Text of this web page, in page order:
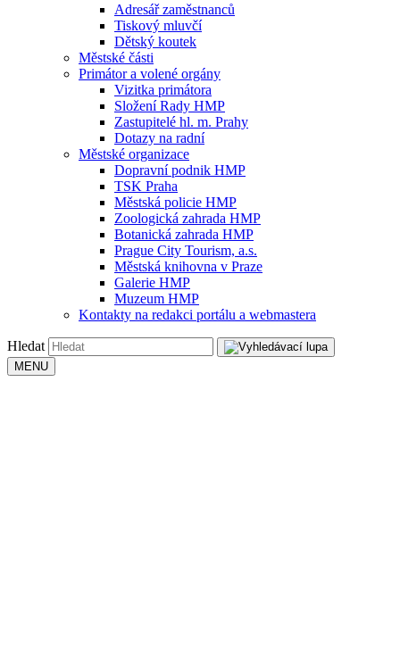
Adresář zaměstnanců
Tiskový mluvčí
Dětský koutek
Městské části
Primátor a volené orgány
Vizitka primátora
Složení Rady HMP
Zastupitelé hl. m. Prahy
Dotazy na radní
Městské organizace
Dopravní podnik HMP
TSK Praha
Městská policie HMP
Zoologická zahrada HMP
Botanická zahrada HMP
Prague City Tourism, a.s.
Městská knihovna v Praze
Galerie HMP
Muzeum HMP
Kontakty na redakci portálu a webmastera
Hledat
MENU